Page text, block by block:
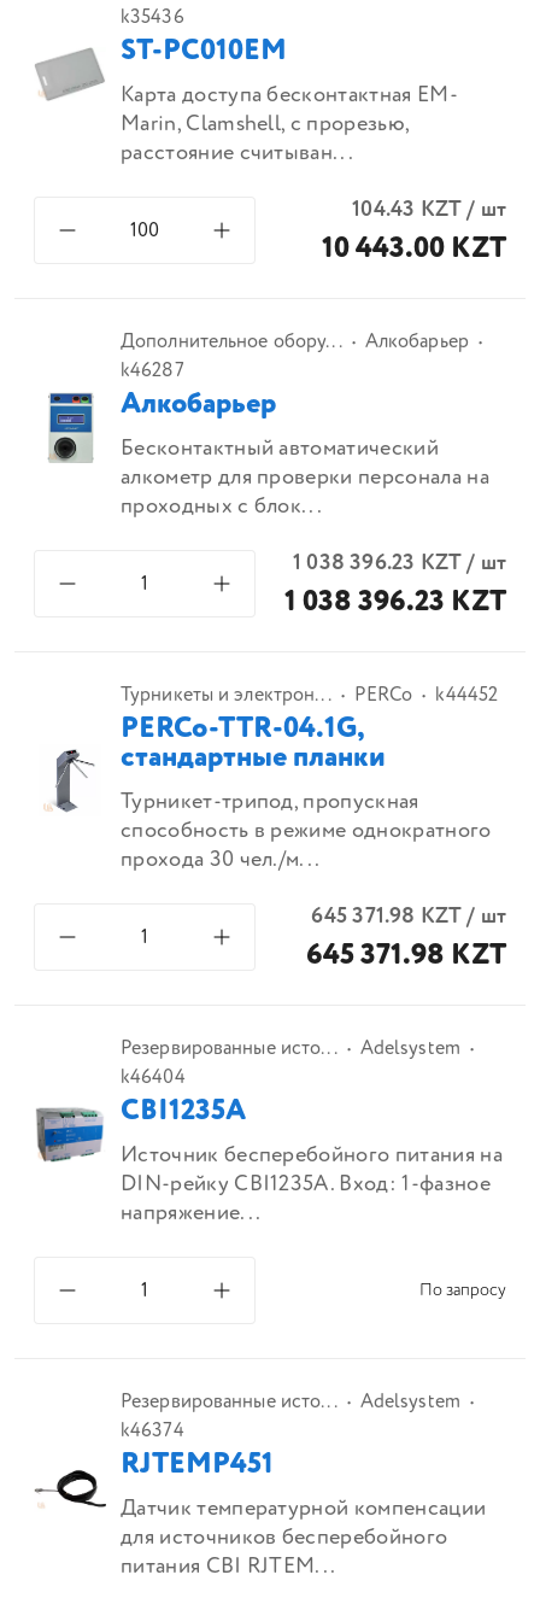
k35436
ST-PC010EM
Карта доступа бесконтактная EM-
Marin, Clamshell, с прорезью,
расстояние считыван...
104.43 KZT/ шт
10 443.00 KZT
Дополнительное обору...
Алкобарьер
k46287
Алкобарьер
Бесконтактный автоматический
алкометр для проверки персонала на
проходных с блок...
1 038 396.23 KZT/ шт
1 038 396.23 KZT
Турникеты и электрон... PERCo k44452
PERCo-TTR-04.1G,
стандартные планки
Турникет-трипод, пропускная
способность в режиме однократного
прохода 30 чел./м...
645 371.98 KZT/ шт
645 371.98 KZT
Резервированные исто...
Adelsystem
k46404
CBI1235A
Источник бесперебойного питания на
DIN-рейку CBI1235A. Вход: 1-фазное
напряжение...
По запросу
Резервированные исто...
Adelsystem
k46374
RJTEMP451
Датчик температурной компенсации
для источников бесперебойного
питания CBI RJTEM...